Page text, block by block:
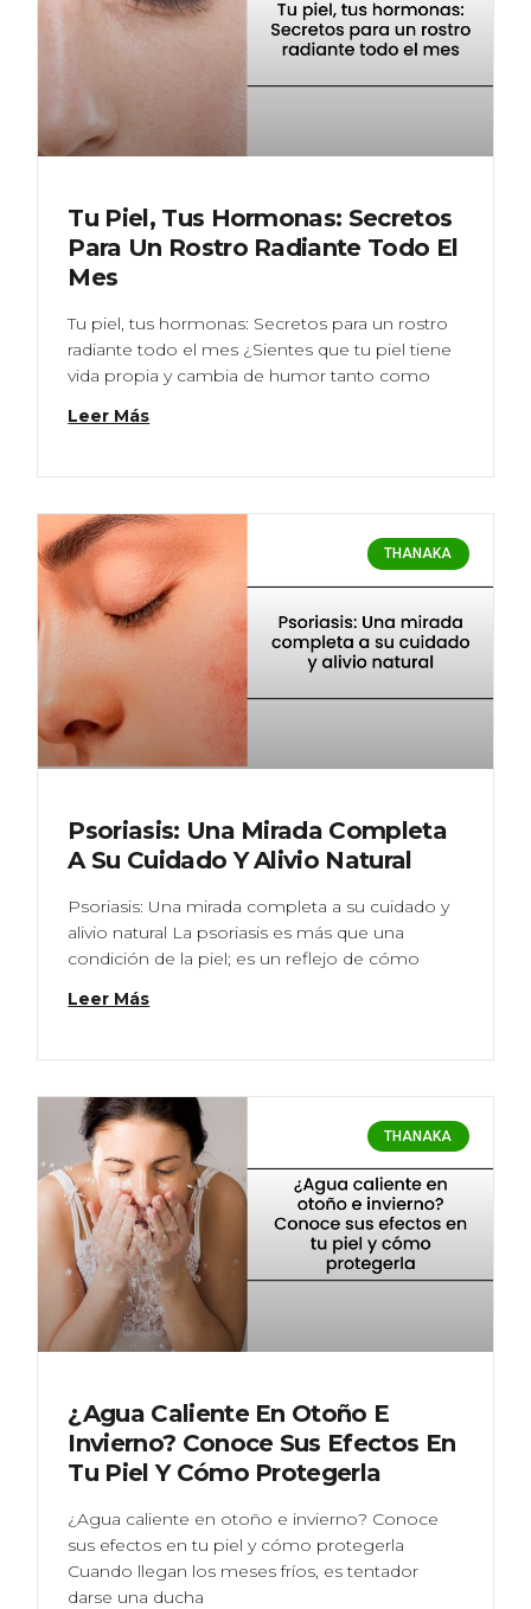
Tu Piel, Tus Hormonas: Secretos
Para Un Rostro Radiante Todo El
Mes
Tu piel, tus hormonas: Secretos para un rostro
radiante todo el mes ¿Sientes que tu piel tiene
vida propia y cambia de humor tanto como
Leer Más
THANAKA
Psoriasis: Una Mirada Completa
A Su Cuidado Y Alivio Natural
Psoriasis: Una mirada completa a su cuidado y
alivio natural La psoriasis es más que una
condición de la piel; es un reflejo de cómo
Leer Más
THANAKA
¿Agua Caliente En Otoño E
Invierno? Conoce Sus Efectos En
Tu Piel Y Cómo Protegerla
¿Agua caliente en otoño e invierno? Conoce
sus efectos en tu piel y cómo protegerla
Cuando llegan los meses fríos, es tentador
darse una ducha